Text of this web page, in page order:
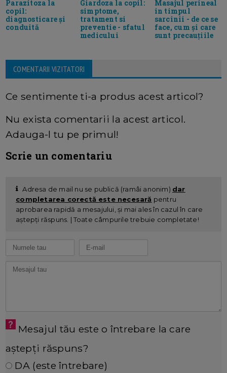
Parazitoza la
copil:
diagnosticare și
conduită
Giardoza la copil:
simptome,
tratament si
preventie - sfatul
medicului
Masajul perineal
in timpul
sarcinii - de ce se
face, cum și care
sunt precauțiile
COMENTARII VIZITATORI
Ce sentimente ti-a produs acest articol?
Nu exista comentarii la acest articol.
Adauga-l tu pe primul!
Scrie un comentariu
Adresa de mail nu se publică (ramâi anonim) dar
completarea corectă este necesară pentru
aprobarea rapidă a mesajului, și mai ales în cazul în care
aștepți răspuns. | Toate câmpurile trebuie completate!
Mesajul tău este o întrebare la care
aștepți răspuns?
DA (este întrebare)